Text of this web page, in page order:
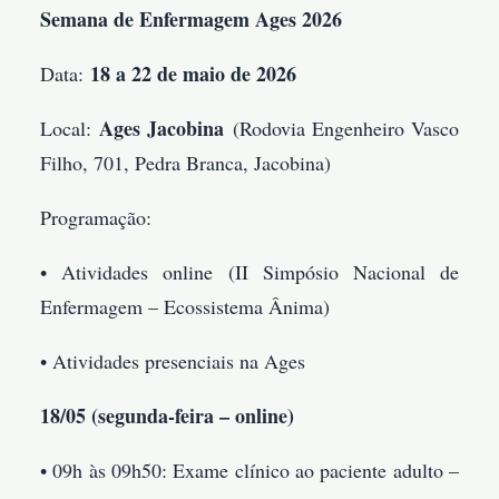
Semana de Enfermagem Ages 2026
Data: 18 a 22 de maio de 2026
Local: Ages Jacobina (Rodovia Engenheiro Vasco
Filho, 701, Pedra Branca, Jacobina)
Programação:
• Atividades online (II Simpósio Nacional de
Enfermagem – Ecossistema Ânima)
• Atividades presenciais na Ages
18/05 (segunda-feira – online)
• 09h às 09h50: Exame clínico ao paciente adulto –